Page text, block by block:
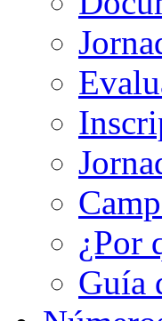
¿Por
Guía